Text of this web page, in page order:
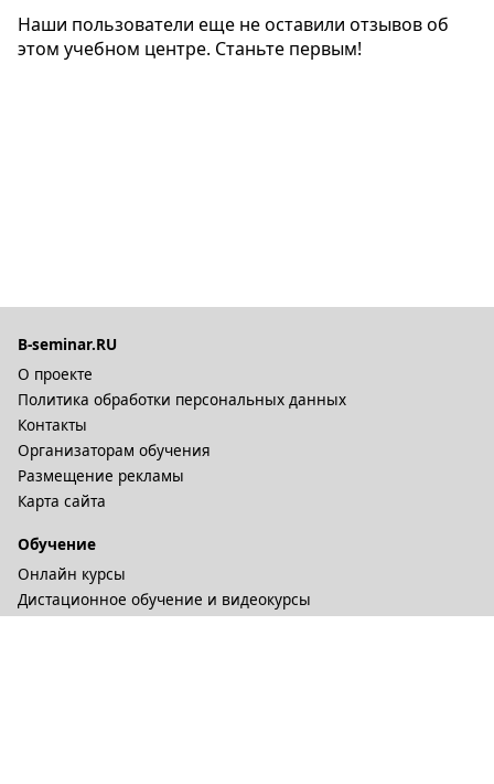
Наши пользователи еще не оставили отзывов об
этом учебном центре. Станьте первым!
B-seminar.RU
О проекте
Политика обработки персональных данных
Контакты
Организаторам обучения
Размещение рекламы
Карта сайта
Обучение
Онлайн курсы
Дистационное обучение и видеокурсы